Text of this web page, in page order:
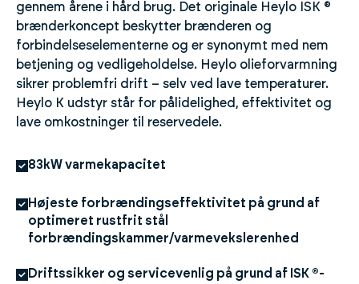
gennem årene i hård brug. Det originale Heylo ISK ®
brænderkoncept beskytter brænderen og
forbindelseselementerne og er synonymt med nem
betjening og vedligeholdelse. Heylo olieforvarmning
sikrer problemfri drift – selv ved lave temperaturer.
Heylo K udstyr står for pålidelighed, effektivitet og
lave omkostninger til reservedele.
83kW varmekapacitet
Højeste forbrændingseffektivitet på grund af
optimeret rustfrit stål
forbrændingskammer/varmevekslerenhed
Driftssikker og servicevenlig på grund af ISK ®-